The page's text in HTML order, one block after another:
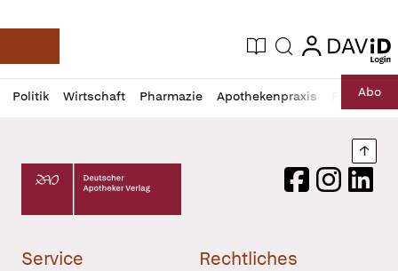
Deutsche Apotheker Zeitung
Aktuelle Ausgabe
Suche login
login
Politik Wirtschaft Pharmazie Apothekenpraxis RechtAbo
Profil
öffnen
Daz
Pur
Deutscher Apotheker Verlag Logo
FacebookInstagram
Service Rechtliches